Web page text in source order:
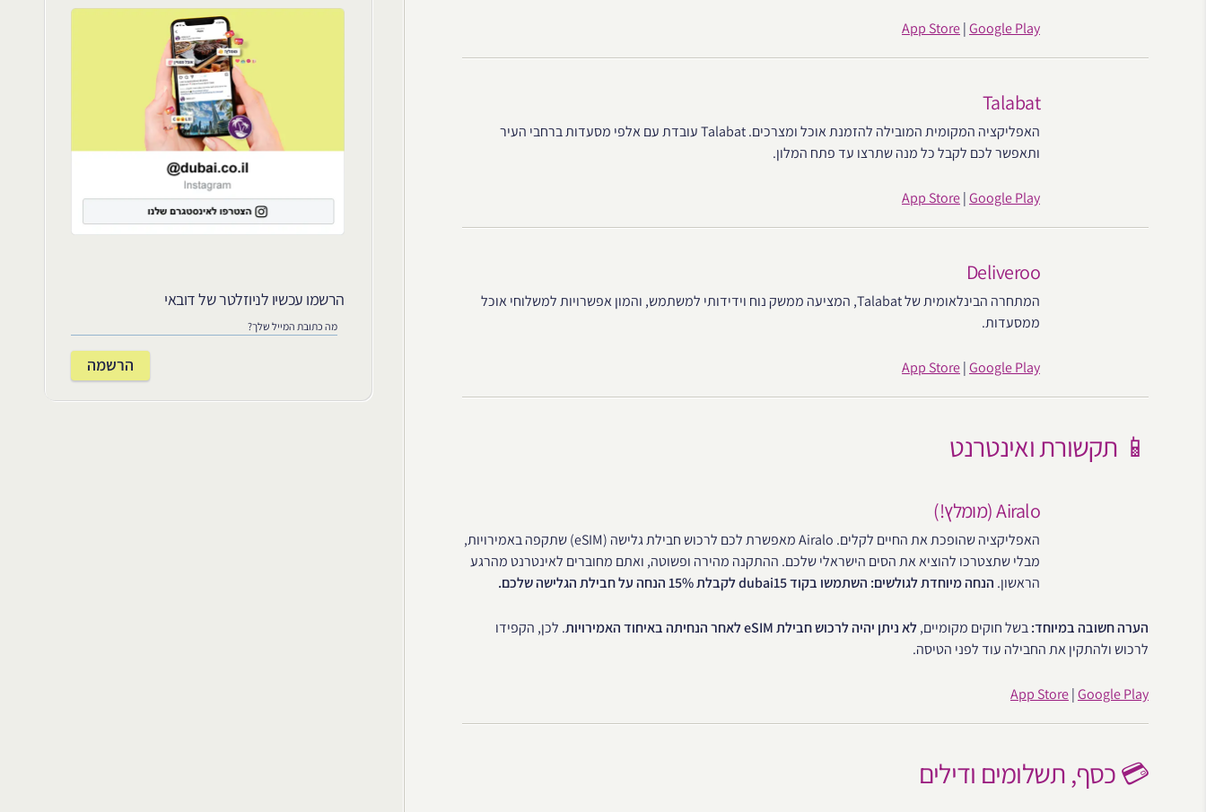
App Store|Google Play
Talabat
האפליקציה המקומית המובילה להזמנת אוכל ומצרכים. Talabat עובדת עם אלפי מסעדות ברחבי העיר
ותאפשר לכם לקבל כל מנה שתרצו עד פתח המלון.
App Store|Google Play
Deliveroo
המתחרה הבינלאומית של Talabat, המציעה ממשק נוח וידידותי למשתמש, והמון אפשרויות למשלוחי אוכל
ממסעדות.
App Store|Google Play
📱 תקשורת ואינטרנט
Airalo (מומלץ!)
האפליקציה שהופכת את החיים לקלים. Airalo מאפשרת לכם לרכוש חבילת גלישה (eSIM) שתקפה באמירויות,
מבלי שתצטרכו להוציא את הסים הישראלי שלכם. ההתקנה מהירה ופשוטה, ואתם מחוברים לאינטרנט מהרגע
הראשון. הנחה מיוחדת לגולשים: השתמשו בקוד dubai15 לקבלת 15% הנחה על חבילת הגלישה שלכם.
הערה חשובה במיוחד:בשל חוקים מקומיים,לא ניתן יהיה לרכוש חבילת eSIM לאחר הנחיתה באיחוד האמירויות
. לכן, הקפידו
לרכוש ולהתקין את החבילה עוד לפני הטיסה.
App Store|Google Play
💳 כסף, תשלומים ודילים
הרשמו עכשיו לניוזלטר של דובאי